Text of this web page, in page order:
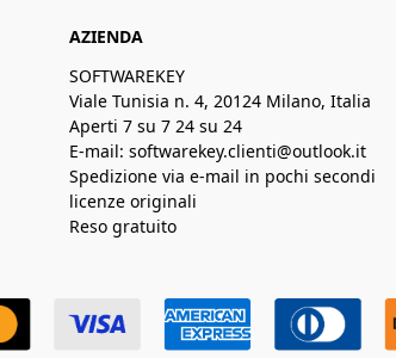
AZIENDA
SOFTWAREKEY
Viale Tunisia n. 4, 20124 Milano, Italia
Aperti 7 su 7 24 su 24
E-mail: softwarekey.clienti@outlook.it
Spedizione via e-mail in pochi secondi
licenze originali
Reso gratuito